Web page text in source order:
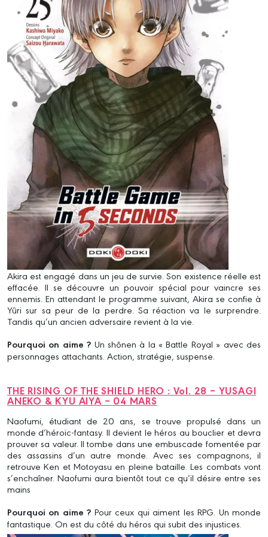
Akira est engagé dans un jeu de survie. Son existence réelle est
effacée. Il se découvre un pouvoir spécial pour vaincre ses
ennemis. En attendant le programme suivant, Akira se confie à
Yûri sur sa peur de la perdre. Sa réaction va le surprendre.
Tandis qu’un ancien adversaire revient à la vie.
Pourquoi on aime ? Un shônen à la « Battle Royal » avec des
personnages attachants. Action, stratégie, suspense.
THE RISING OF THE SHIELD HERO : Vol. 28 – YUSAGI
ANEKO & KYU AIYA – 04 MARS
Naofumi, étudiant de 20 ans, se trouve propulsé dans un
monde d’héroïc-fantasy. Il devient le héros au bouclier et devra
prouver sa valeur. Il tombe dans une embuscade fomentée par
des assassins d’un autre monde. Avec ses compagnons, il
retrouve Ken et Motoyasu en pleine bataille. Les combats vont
s’enchaîner. Naofumi aura bientôt tout ce qu’il désire entre ses
mains
Pourquoi on aime ? Pour ceux qui aiment les RPG. Un monde
fantastique. On est du côté du héros qui subit des injustices.